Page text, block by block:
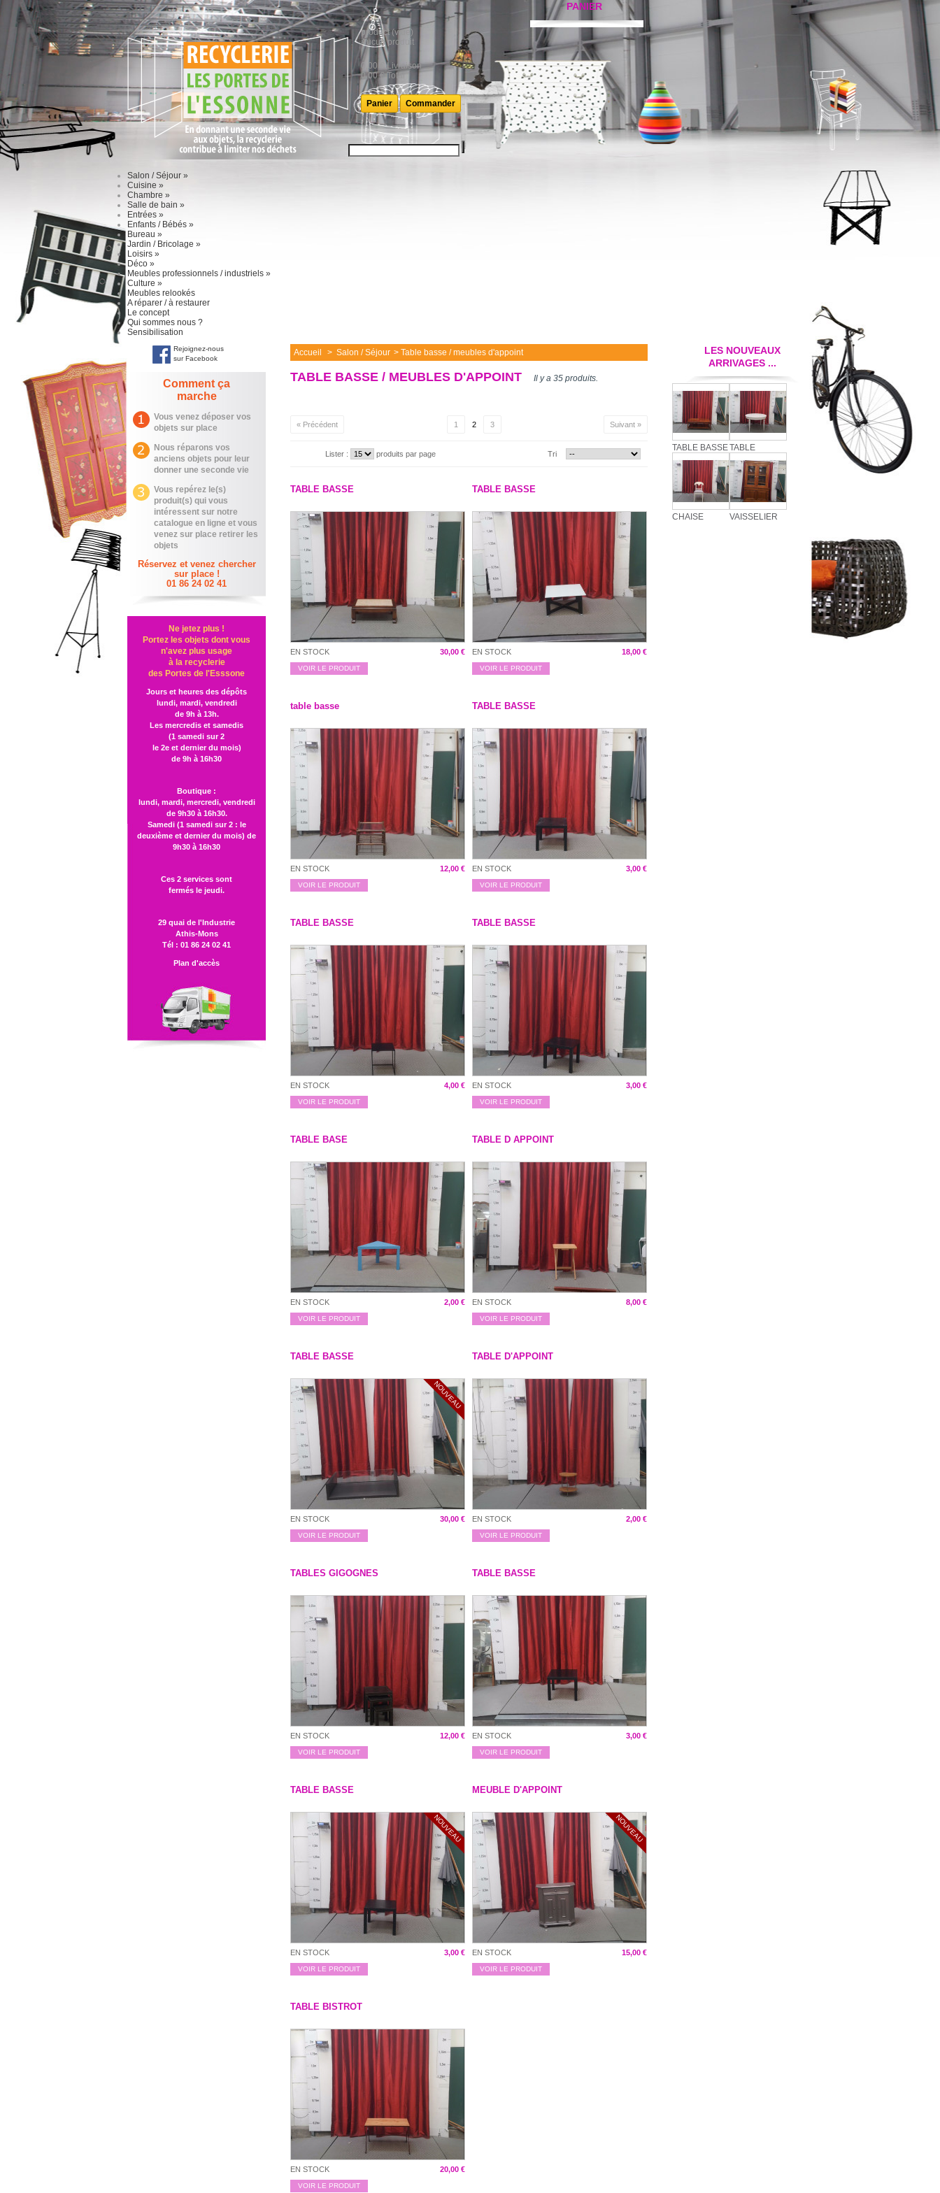
PANIER
product (vide)
Aucun produit
0,00 €
Livraison
0,00 € Total
Panier Commander
Salon / Séjour »
Cuisine »
Chambre »
Salle de bain »
Entrées »
Enfants / Bébés »
Bureau »
Jardin / Bricolage »
Loisirs »
Déco »
Meubles professionnels / industriels »
Culture »
Meubles relookés
A réparer / à restaurer
Le concept
Qui sommes nous ?
Sensibilisation
Rejoignez-nous
sur Facebook
Comment ça
marche
Vous venez déposer vos
objets sur place
Nous réparons vos
anciens objets pour leur
donner une seconde vie
Vous repérez le(s)
produit(s) qui vous
intéressent sur notre
catalogue en ligne et vous
venez sur place retirer les
objets
Réservez et venez chercher
sur place !
01 86 24 02 41
Ne jetez plus !
Portez les objets dont vous
n'avez plus usage
à la recyclerie
des Portes de l'Esssone
Jours et heures des dépôts
lundi, mardi, vendredi
de 9h à 13h.
Les mercredis et samedis
(1 samedi sur 2
le 2e et dernier du mois)
de 9h à 16h30
Boutique :
lundi, mardi, mercredi, vendredi
de 9h30 à 16h30.
Samedi (1 samedi sur 2 : le
deuxième et dernier du mois) de
9h30 à 16h30
Ces 2 services sont
fermés le jeudi.
29 quai de l'Industrie
Athis-Mons
Tél : 01 86 24 02 41
Plan d'accès
Accueil > Salon / Séjour > Table basse / meubles d'appoint
TABLE BASSE / MEUBLES D'APPOINT Il y a 35 produits.
« Précédent 1 2 3 Suivant »
Tri
Lister : produits par page
TABLE BASSE
30,00 €
EN STOCK
VOIR LE PRODUIT
TABLE BASSE
18,00 €
EN STOCK
VOIR LE PRODUIT
table basse
12,00 €
EN STOCK
VOIR LE PRODUIT
TABLE BASSE
3,00 €
EN STOCK
VOIR LE PRODUIT
TABLE BASSE
4,00 €
EN STOCK
VOIR LE PRODUIT
TABLE BASSE
3,00 €
EN STOCK
VOIR LE PRODUIT
TABLE BASE
2,00 €
EN STOCK
VOIR LE PRODUIT
TABLE D APPOINT
8,00 €
EN STOCK
VOIR LE PRODUIT
TABLE BASSE
NOUVEAU
30,00 €
EN STOCK
VOIR LE PRODUIT
TABLE D'APPOINT
2,00 €
EN STOCK
VOIR LE PRODUIT
TABLES GIGOGNES
12,00 €
EN STOCK
VOIR LE PRODUIT
TABLE BASSE
3,00 €
EN STOCK
VOIR LE PRODUIT
TABLE BASSE
NOUVEAU
3,00 €
EN STOCK
VOIR LE PRODUIT
MEUBLE D'APPOINT
NOUVEAU
15,00 €
EN STOCK
VOIR LE PRODUIT
TABLE BISTROT
20,00 €
EN STOCK
VOIR LE PRODUIT
LES NOUVEAUX
ARRIVAGES ...
TABLE BASSETABLE
CHAISE VAISSELIER